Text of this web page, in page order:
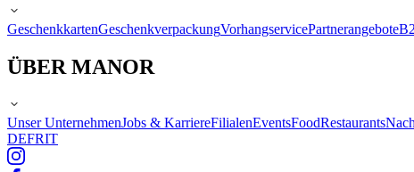
GeschenkkartenGeschenkverpackungVorhangservicePartnerangebote
ÜBER MANOR
Unser UnternehmenJobs & KarriereFilialenEventsFoodRestaurants
DEFRIT